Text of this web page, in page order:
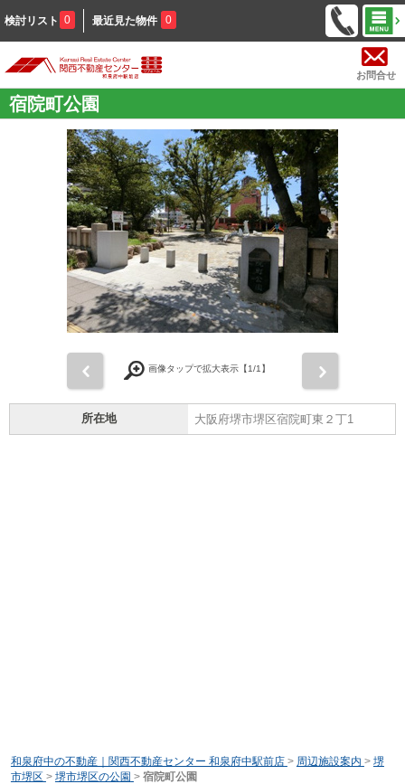
検討リスト 0 最近見た物件 0
お問合せ
宿院町公園
画像タップで拡大表示【1/1】
所在地 大阪府堺市堺区宿院町東２丁1
和泉府中の不動産｜関西不動産センター 和泉府中駅前店 > 周辺施設案内 > 堺
市堺区 > 堺市堺区の公園 > 宿院町公園